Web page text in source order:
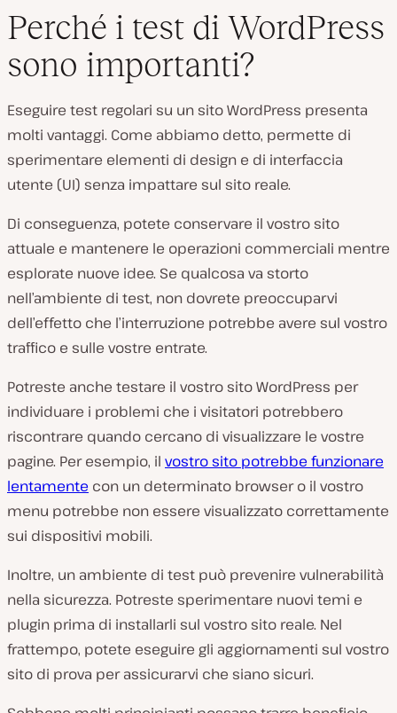
Perché i test di WordPress
sono importanti?
Eseguire test regolari su un sito WordPress presenta
molti vantaggi. Come abbiamo detto, permette di
sperimentare elementi di design e di interfaccia
utente (UI) senza impattare sul sito reale.
Di conseguenza, potete conservare il vostro sito
attuale e mantenere le operazioni commerciali mentre
esplorate nuove idee. Se qualcosa va storto
nell’ambiente di test, non dovrete preoccuparvi
dell’effetto che l’interruzione potrebbe avere sul vostro
traffico e sulle vostre entrate.
Potreste anche testare il vostro sito WordPress per
individuare i problemi che i visitatori potrebbero
riscontrare quando cercano di visualizzare le vostre
pagine. Per esempio, il vostro sito potrebbe funzionare
lentamente con un determinato browser o il vostro
menu potrebbe non essere visualizzato correttamente
sui dispositivi mobili.
Inoltre, un ambiente di test può prevenire vulnerabilità
nella sicurezza. Potreste sperimentare nuovi temi e
plugin prima di installarli sul vostro sito reale. Nel
frattempo, potete eseguire gli aggiornamenti sul vostro
sito di prova per assicurarvi che siano sicuri.